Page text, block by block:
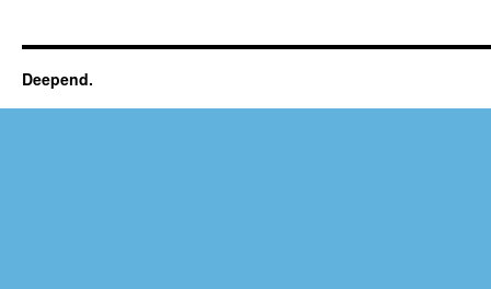
Deepend.